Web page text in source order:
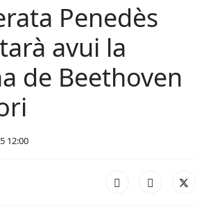
Penedès
avui la
de Beethoven
12:00